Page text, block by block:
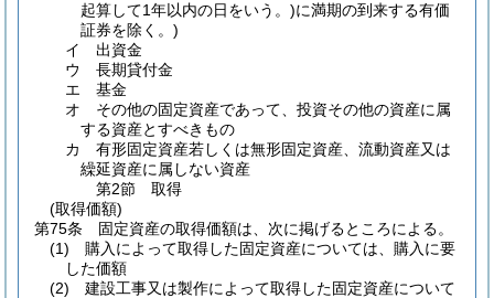
起算して1年以内の日をいう。)に満期の到来する有価
証券を除く。)
イ
出資金
ウ
長期貸付金
エ
基金
オ
その他の固定資産であって、投資その他の資産に属
する資産とすべきもの
カ
有形固定資産若しくは無形固定資産、流動資産又は
繰延資産に属しない資産
第2節
取得
(取得価額)
第75条
固定資産の取得価額は、次に掲げるところによる。
(1)
購入によって取得した固定資産については、購入に要
した価額
(2)
建設工事又は製作によって取得した固定資産について